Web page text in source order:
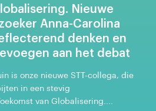
Nieuwe
Anna-Carolina
denken en
aan het debat
is onze nieuwe STT-collega, die
in een stevig
van Globalisering....